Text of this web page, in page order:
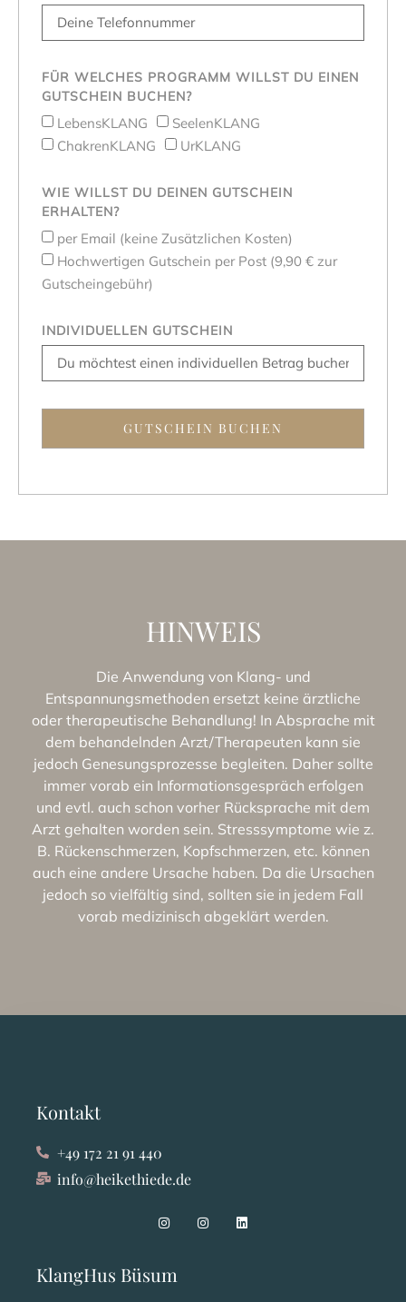
FÜR WELCHES PROGRAMM WILLST DU EINEN
GUTSCHEIN BUCHEN?
LebensKLANG
SeelenKLANG
ChakrenKLANG
UrKLANG
WIE WILLST DU DEINEN GUTSCHEIN
ERHALTEN?
per Email (keine Zusätzlichen Kosten)
Hochwertigen Gutschein per Post (9,90 € zur
Gutscheingebühr)
INDIVIDUELLEN GUTSCHEIN
GUTSCHEIN BUCHEN
HINWEIS
Die Anwendung von Klang- und
Entspannungsmethoden ersetzt keine ärztliche
oder therapeutische Behandlung! In Absprache mit
dem behandelnden Arzt/Therapeuten kann sie
jedoch Genesungsprozesse begleiten. Daher sollte
immer vorab ein Informationsgespräch erfolgen
und evtl. auch schon vorher Rücksprache mit dem
Arzt gehalten worden sein. Stresssymptome wie z.
B. Rückenschmerzen, Kopfschmerzen, etc. können
auch eine andere Ursache haben. Da die Ursachen
jedoch so vielfältig sind, sollten sie in jedem Fall
vorab medizinisch abgeklärt werden.
Kontakt
+49 172 21 91 440
info@heikethiede.de
KlangHus Büsum